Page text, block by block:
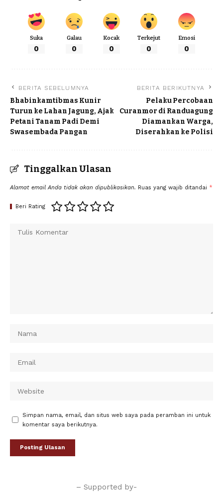
Suka
0
Galau
0
Kocak
0
Terkejut
0
Emosi
0
BERITA SEBELUMNYA
Bhabinkamtibmas Kunir
Turun ke Lahan Jagung, Ajak
Petani Tanam Padi Demi
Swasembada Pangan
BERITA BERIKUTNYA
Pelaku Percobaan
Curanmor di Randuagung
Diamankan Warga,
Diserahkan ke Polisi
Tinggalkan Ulasan
Alamat email Anda tidak akan dipublikasikan. Ruas yang wajib ditandai *
Beri Rating
Simpan nama, email, dan situs web saya pada peramban ini untuk
komentar saya berikutnya.
– Supported by-